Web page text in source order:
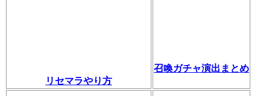
リセマラやり方
召喚ガチャ演出まとめ